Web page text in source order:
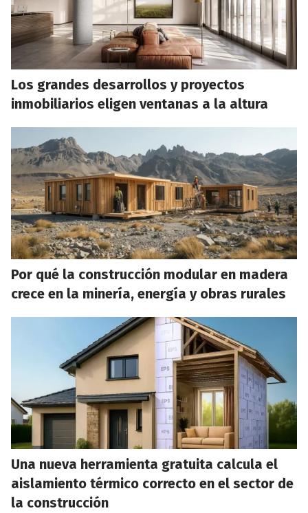
Los grandes desarrollos y proyectos
inmobiliarios eligen ventanas a la altura
Por qué la construcción modular en madera
crece en la minería, energía y obras rurales
Una nueva herramienta gratuita calcula el
aislamiento térmico correcto en el sector de
la construcción